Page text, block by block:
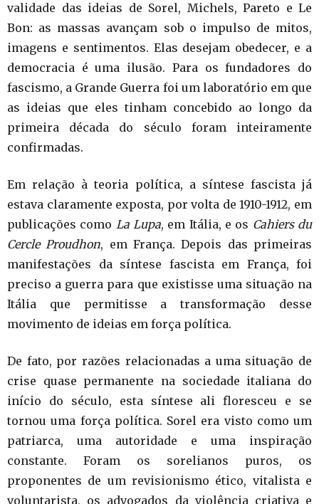
validade das ideias de Sorel, Michels, Pareto e Le
Bon: as massas avançam sob o impulso de mitos,
imagens e sentimentos. Elas desejam obedecer, e a
democracia é uma ilusão. Para os fundadores do
fascismo, a Grande Guerra foi um laboratório em que
as ideias que eles tinham concebido ao longo da
primeira década do século foram inteiramente
confirmadas.
Em relação à teoria política, a síntese fascista já
estava claramente exposta, por volta de 1910-1912, em
publicações como La Lupa, em Itália, e os Cahiers du
Cercle Proudhon, em França. Depois das primeiras
manifestações da síntese fascista em França, foi
preciso a guerra para que existisse uma situação na
Itália que permitisse a transformação desse
movimento de ideias em força política.
De fato, por razões relacionadas a uma situação de
crise quase permanente na sociedade italiana do
início do século, esta síntese ali floresceu e se
tornou uma força política. Sorel era visto como um
patriarca, uma autoridade e uma inspiração
constante. Foram os sorelianos puros, os
proponentes de um revisionismo ético, vitalista e
voluntarista, os advogados da violência criativa e